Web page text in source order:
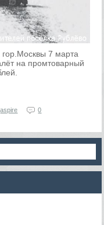
гор.Москвы 7 марта
на промтоварный
aspire 0